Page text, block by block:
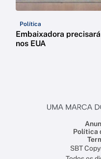
Política
Embaixadora
nos EUA
Política
SBT